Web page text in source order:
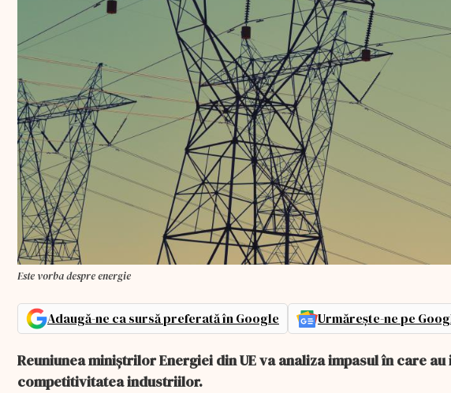
Este vorba despre energie
Adaugă-ne ca sursă preferată în Google Urmărește-ne pe
Reuniunea miniștrilor Energiei din UE va analiza impasul în care
competitivitatea industriilor.